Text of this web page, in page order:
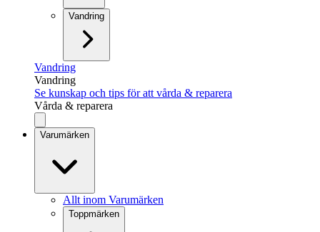
Vandring
Vandring
Vandring
Se kunskap och tips för att vårda & reparera
Vårda & reparera
Varumärken
Allt inom Varumärken
Toppmärken